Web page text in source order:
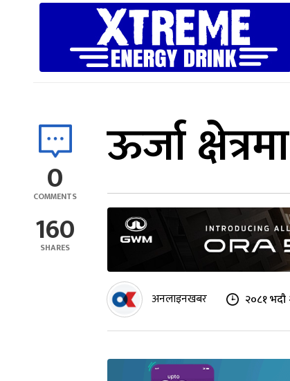
0
COMMENTS
160
SHARES
ऊर्जा
अनलाइनखबर २०८१